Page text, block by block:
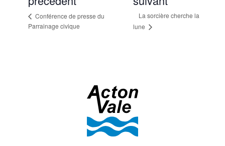
Conférence de presse du
Parrainage civique
La sorcière cherche la
lune